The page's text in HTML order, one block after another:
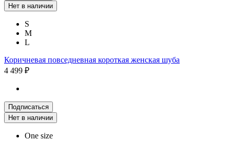
Нет в наличии
S
M
L
Коричневая повседневная короткая женская шуба
4 499 ₽
Подписаться
Нет в наличии
One size